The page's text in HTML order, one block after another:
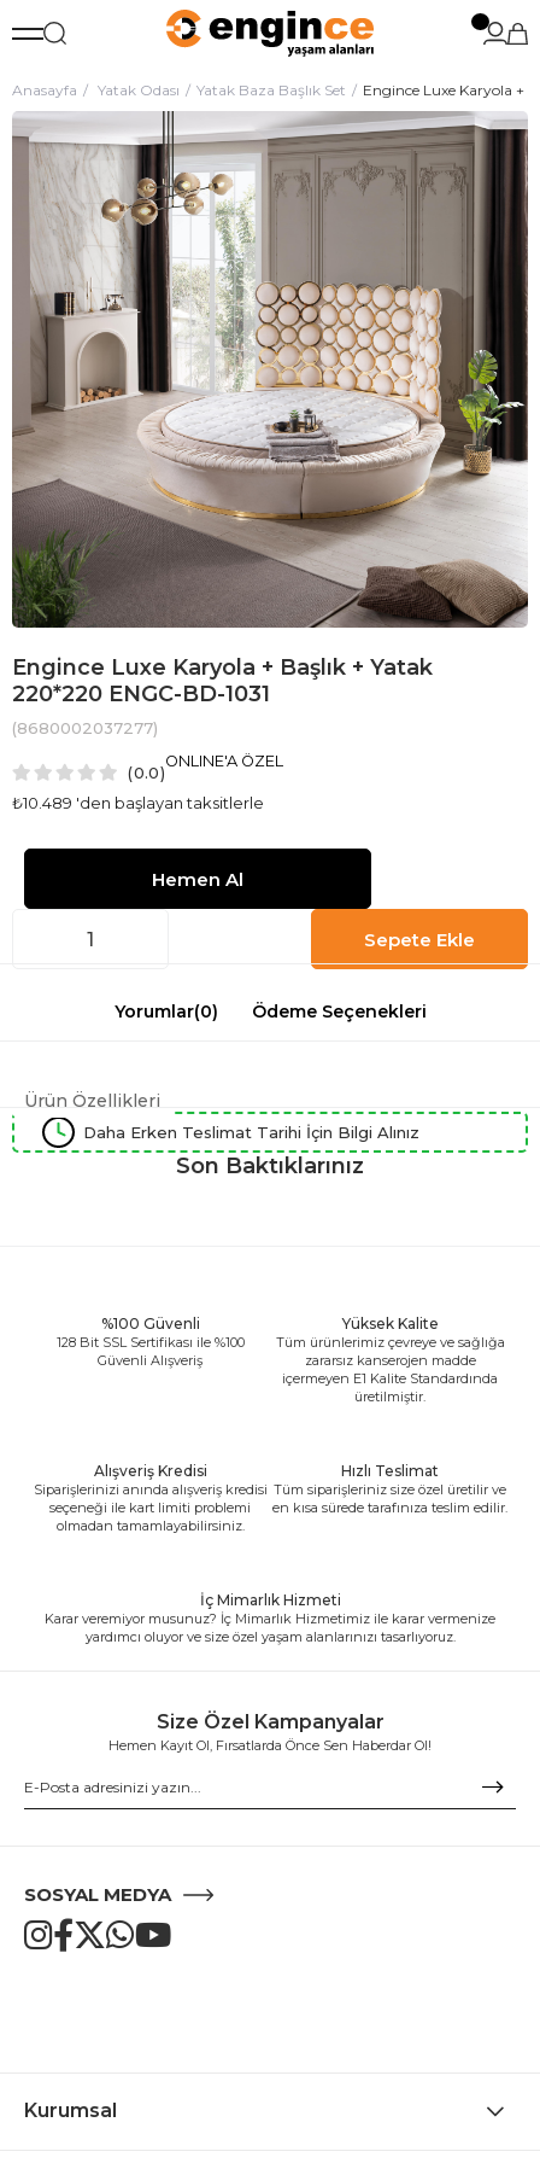
Anasayfa Yatak Odası Yatak Baza Başlık Set Engince Luxe Karyola +
Engince Luxe Karyola + Başlık + Yatak
220*220 ENGC-BD-1031
(8680002037277)
0.0
₺10.489 'den başlayan taksitlerle
ONLINE'A ÖZEL
Yorumlar(0) Ödeme Seçenekleri
Ürün Özellikleri
Daha Erken Teslimat Tarihi İçin Bilgi Alınız
Son Baktıklarınız
%100 Güvenli
128 Bit SSL Sertifikası ile %100
Güvenli Alışveriş
Yüksek Kalite
Tüm ürünlerimiz çevreye ve sağlığa
zararsız kanserojen madde
içermeyen E1 Kalite Standardında
üretilmiştir.
Alışveriş Kredisi
Siparişlerinizi anında alışveriş kredisi
seçeneği ile kart limiti problemi
olmadan tamamlayabilirsiniz.
Hızlı Teslimat
Tüm siparişleriniz size özel üretilir ve
en kısa sürede tarafınıza teslim edilir.
İç Mimarlık Hizmeti
Karar veremiyor musunuz? İç Mimarlık Hizmetimiz ile karar vermenize
yardımcı oluyor ve size özel yaşam alanlarınızı tasarlıyoruz.
Size Özel Kampanyalar
Hemen Kayıt Ol, Fırsatlarda Önce Sen Haberdar Ol!
SOSYAL MEDYA
Kurumsal